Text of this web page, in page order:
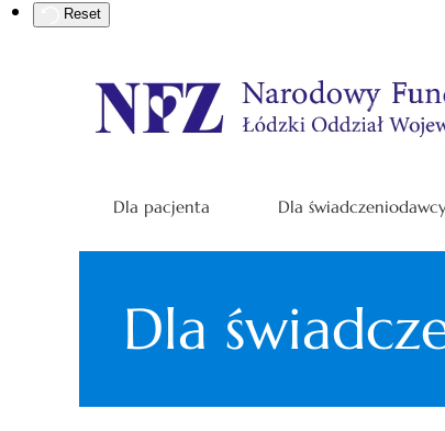
Reset
Dla pacjenta Dla
Dla